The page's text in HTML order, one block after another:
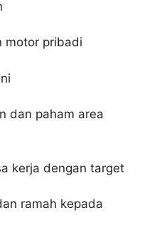
motor pribadi
dan paham area
kerja dengan target
ramah kepada